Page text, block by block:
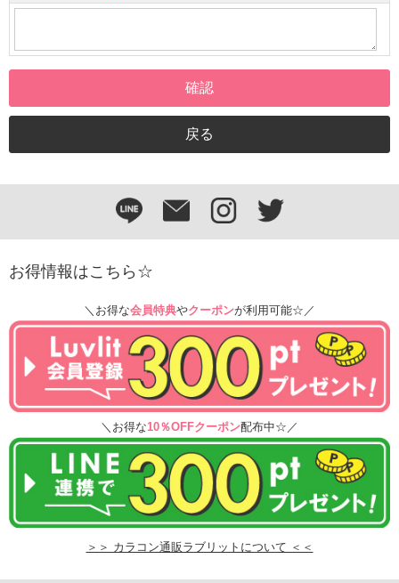
お得情報はこちら☆
＼お得な会員特典やクーポンが利用可能☆／
＼お得な10％OFFクーポン配布中☆／
＞＞ カラコン通販ラブリットについて ＜＜